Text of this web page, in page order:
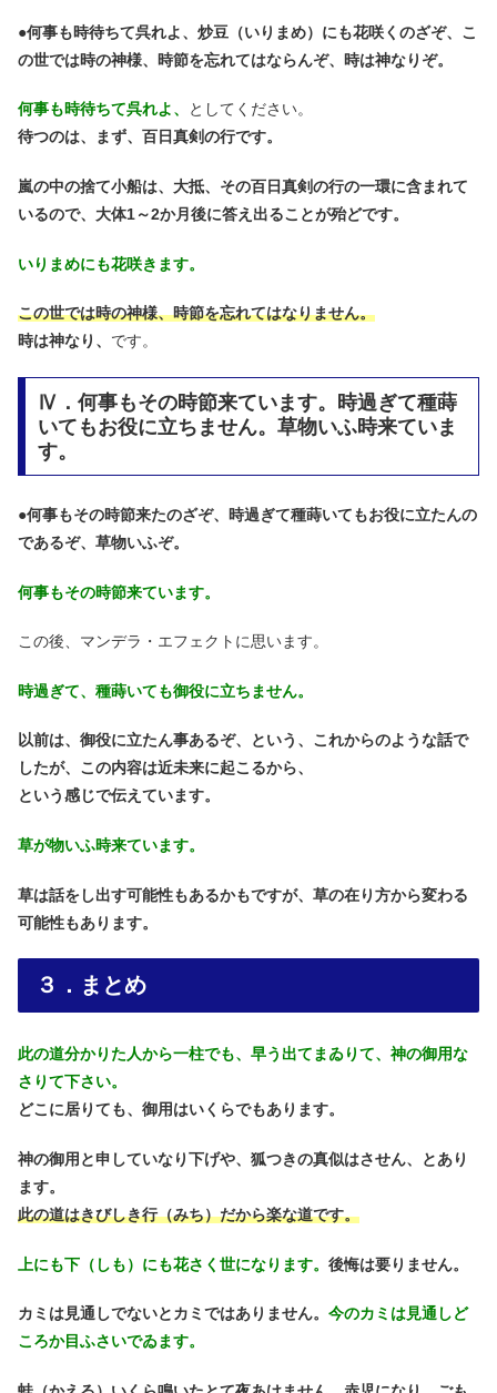
●何事も時待ちて呉れよ、炒豆（いりまめ）にも花咲くのざぞ、こ
の世では時の神様、時節を忘れてはならんぞ、時は神なりぞ。
何事も時待ちて呉れよ、
としてください。
待つのは、まず、百日真剣の行です。
嵐の中の捨て小船は、大抵、その百日真剣の行の一環に含まれて
いるので、 大体1～2か月後に答え出ることが殆どです。
いりまめにも花咲きます。
この世では時の神様、時節を忘れてはなりません。
時は神なり、 です。
Ⅳ．何事もその時節来ています。時過ぎて種蒔
いてもお役に立ちません。草物いふ時来ていま
す。
●何事もその時節来たのざぞ、時過ぎて種蒔いてもお役に立たんの
であるぞ、草物いふぞ。
何事もその時節来ています。
この後、マンデラ・エフェクトに思います。
時過ぎて、種蒔いても御役に立ちません。
以前は、御役に立たん事あるぞ、
という、これからのような話で
したが、この内容は近未来に起こるから、
という感じで伝えています。
草が物いふ時来ています。
草は話をし出す可能性もあるかもですが、草の在り方から変わる
可能性もあります。
３．まとめ
此の道分かりた人から一柱でも、早う出てまゐりて、神の御用な
さりて下さい。
どこに居りても、御用はいくらでもあります。
神の御用と申していなり下げや、狐つきの真似はさせん、とあり
ます。
此の道はきびしき行（みち）だから楽な道です。
上にも下（しも）にも花さく世になります。 後悔は要りません。
カミは見通しでないとカミではありません。 今のカミは見通しど
ころか目ふさいでゐます。